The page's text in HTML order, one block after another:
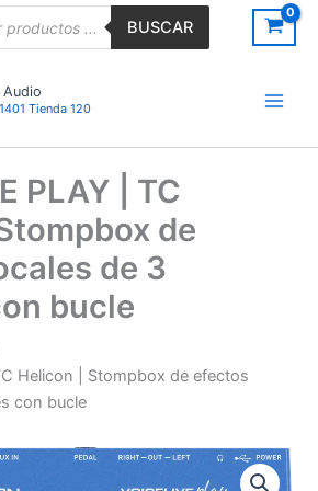
BUSCAR
Audio
Tienda 120
PLAY | TC
de
de 3
bucle
Helicon | Stompbox de efectos
con bucle